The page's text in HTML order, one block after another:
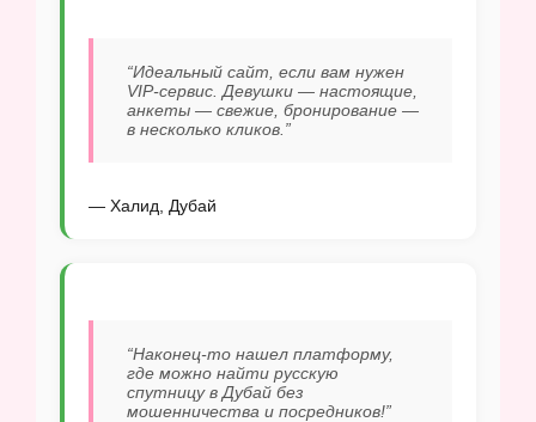
“Идеальный сайт, если вам нужен
VIP-сервис. Девушки — настоящие,
анкеты — свежие, бронирование —
в несколько кликов.”
— Халид, Дубай
“Наконец-то нашел платформу,
где можно найти русскую
спутницу в Дубай без
мошенничества и посредников!”